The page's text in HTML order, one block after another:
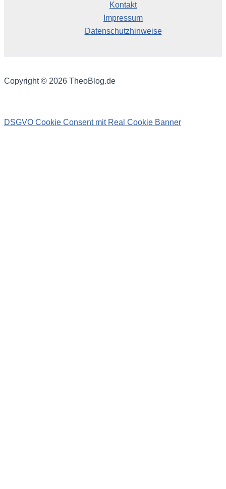
Kontakt
Impressum
Datenschutzhinweise
Copyright © 2026 TheoBlog.de
DSGVO Cookie Consent mit Real Cookie Banner